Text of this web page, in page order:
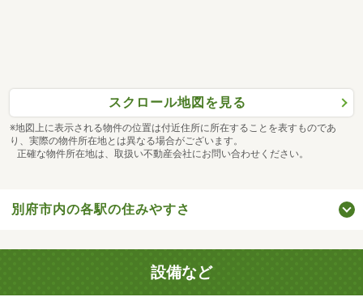
スクロール地図を見る
※地図上に表示される物件の位置は付近住所に所在することを表すものであ
り、実際の物件所在地とは異なる場合がございます。
正確な物件所在地は、取扱い不動産会社にお問い合わせください。
別府市内の各駅の住みやすさ
設備など